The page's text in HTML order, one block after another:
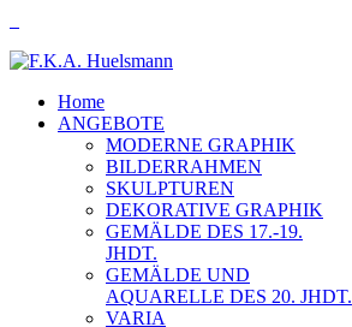
Home
ANGEBOTE
MODERNE GRAPHIK
BILDERRAHMEN
SKULPTUREN
DEKORATIVE GRAPHIK
GEMÄLDE DES 17.-19.
JHDT.
GEMÄLDE UND
AQUARELLE DES 20. JHDT.
VARIA